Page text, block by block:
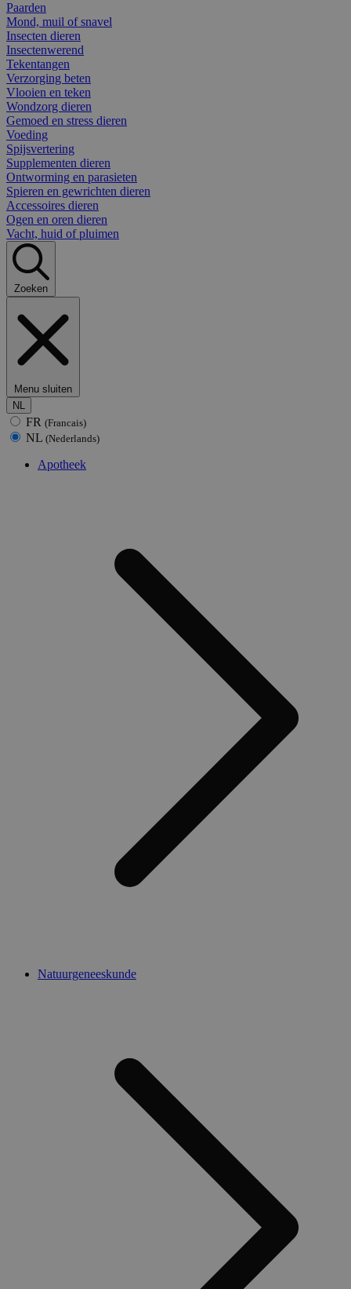
Paarden
Mond, muil of snavel
Insecten dieren
Insectenwerend
Tekentangen
Verzorging beten
Vlooien en teken
Wondzorg dieren
Gemoed en stress dieren
Voeding
Spijsvertering
Supplementen dieren
Ontworming en parasieten
Spieren en gewrichten dieren
Accessoires dieren
Ogen en oren dieren
Vacht, huid of pluimen
Zoeken
Menu sluiten
NL
FR (Francais)
NL (Nederlands)
Apotheek
Natuurgeneeskunde